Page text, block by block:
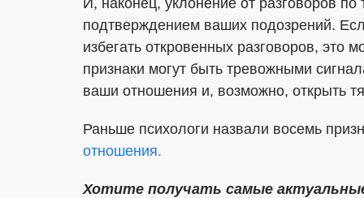
подтверждением ваших подозрений.
избегать откровенных разговоров, это
признаки могут быть тревожными
ваши отношения и, возможно, открыть
Раньше психологи назвали восемь
отношения.
Хотите получать самые